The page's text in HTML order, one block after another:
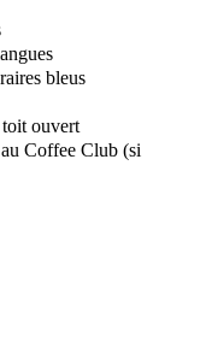
bleus
ouvert
Coffee Club (si